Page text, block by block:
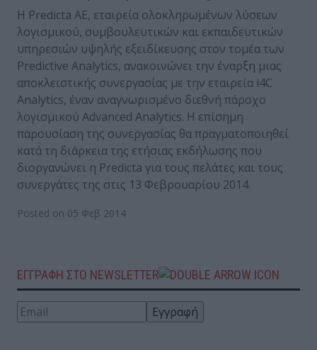
Η Predicta AE, εταιρεία ολοκληρωμένων λύσεων
λογισμικού, συμβουλευτικών και εκπαιδευτικών
υπηρεσιών υψηλής εξειδίκευσης στον τομέα των
Predictive Analytics, ανακοινώνει την έναρξη μιας
αποκλειστικής συνεργασίας με την εταιρεία i4C
Analytics, έναν αναγνωρισμένο διεθνή πάροχο
λογισμικού Advanced Analytics. H επίσημη
παρουσίαση της συνεργασίας θα πραγματοποιηθεί
κατά τη διάρκεια της ετήσιας εκδήλωσης που
διοργανώνει η Predicta για τους πελάτες και τους
συνεργάτες της στις 13 Φεβρουαρίου 2014.
Posted on 05 Φεβ 2014
ΕΓΓΡΑΦΗ ΣΤΟ NEWSLETTER